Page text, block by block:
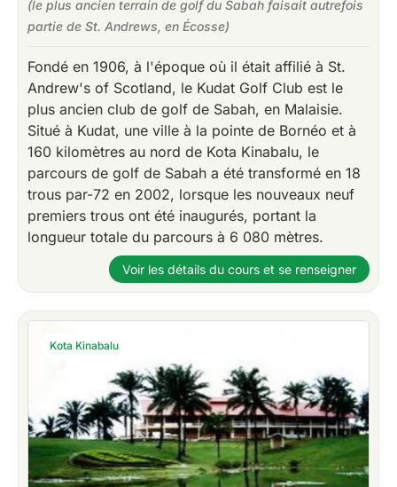
(le plus ancien terrain de golf du Sabah faisait autrefois
partie de St. Andrews, en Écosse)
Fondé en 1906, à l'époque où il était affilié à St.
Andrew's of Scotland, le Kudat Golf Club est le
plus ancien club de golf de Sabah, en Malaisie.
Situé à Kudat, une ville à la pointe de Bornéo et à
160 kilomètres au nord de Kota Kinabalu, le
parcours de golf de Sabah a été transformé en 18
trous par-72 en 2002, lorsque les nouveaux neuf
premiers trous ont été inaugurés, portant la
longueur totale du parcours à 6 080 mètres.
Voir les détails du cours et se renseigner
Kota Kinabalu